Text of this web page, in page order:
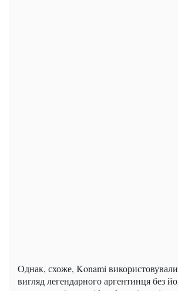
Однак, схоже, Konami використовували
вигляд легендарного аргентинця без